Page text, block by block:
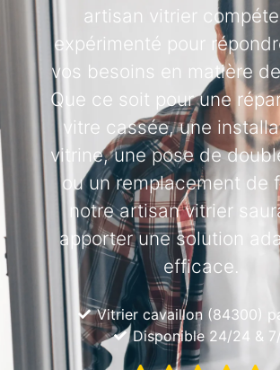
artisan vitrier
expérimenté pour
vos besoins en matière
Que ce soit pour une
vitre cassée, une
vitrine, une pose de
ou un remplacement de
notre artisan vitrier
apporter une solution
efficace.
Vitrier cavaillon (84300)
Disponible 24/24 &